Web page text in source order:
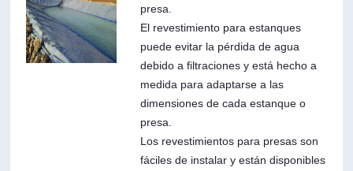
presa.
El revestimiento para estanques
puede evitar la pérdida de agua
debido a filtraciones y está hecho a
medida para adaptarse a las
dimensiones de cada estanque o
presa.
Los revestimientos para presas son
fáciles de instalar y están disponibles